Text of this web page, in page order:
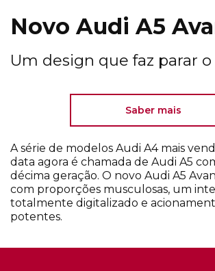
Novo Audi A5
Um design que faz parar
Saber mais
A série de modelos Audi A4 mais
data agora é chamada de Audi A5
décima geração. O novo Audi A5
com proporções musculosas, um
totalmente digitalizado e
potentes.